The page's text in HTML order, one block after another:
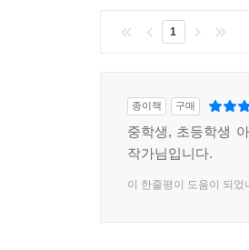
1
종이책 구매
중학생, 초등학생
작가님입니다.
이 한줄평이 도움이 되었